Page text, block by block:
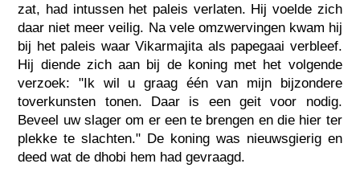
zat, had intussen het paleis verlaten. Hij voelde zich
daar niet meer veilig. Na vele omzwervingen kwam hij
bij het paleis waar Vikarmajita als papegaai verbleef.
Hij diende zich aan bij de koning met het volgende
verzoek: "Ik wil u graag één van mijn bijzondere
toverkunsten tonen. Daar is een geit voor nodig.
Beveel uw slager om er een te brengen en die hier ter
plekke te slachten." De koning was nieuwsgierig en
deed wat de dhobi hem had gevraagd.